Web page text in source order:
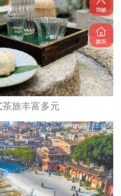
茶旅丰富多元